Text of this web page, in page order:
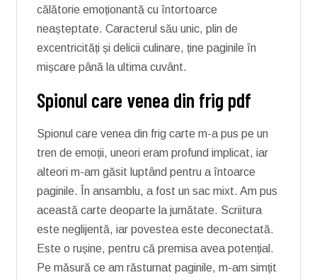
călătorie emoționantă cu întortoarce
neașteptate. Caracterul său unic, plin de
excentricități și delicii culinare, ține paginile în
mișcare până la ultima cuvânt.
Spionul care venea din frig pdf
Spionul care venea din frig carte m-a pus pe un
tren de emoții, uneori eram profund implicat, iar
alteori m-am găsit luptând pentru a întoarce
paginile. În ansamblu, a fost un sac mixt. Am pus
această carte deoparte la jumătate. Scriitura
este neglijentă, iar povestea este deconectată.
Este o rușine, pentru că premisa avea potențial.
Pe măsură ce am răsturnat paginile, m-am simțit